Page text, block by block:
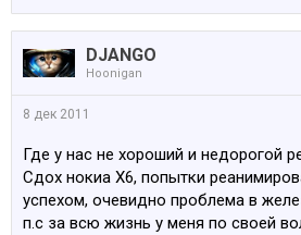
DJANGO
Hoonigan
8 дек 2011
Где у нас не хороший и недорогой
Сдох нокиа Х6, попытки
успехом, очевидно проблема в
п.с за всю жизнь у меня по своей